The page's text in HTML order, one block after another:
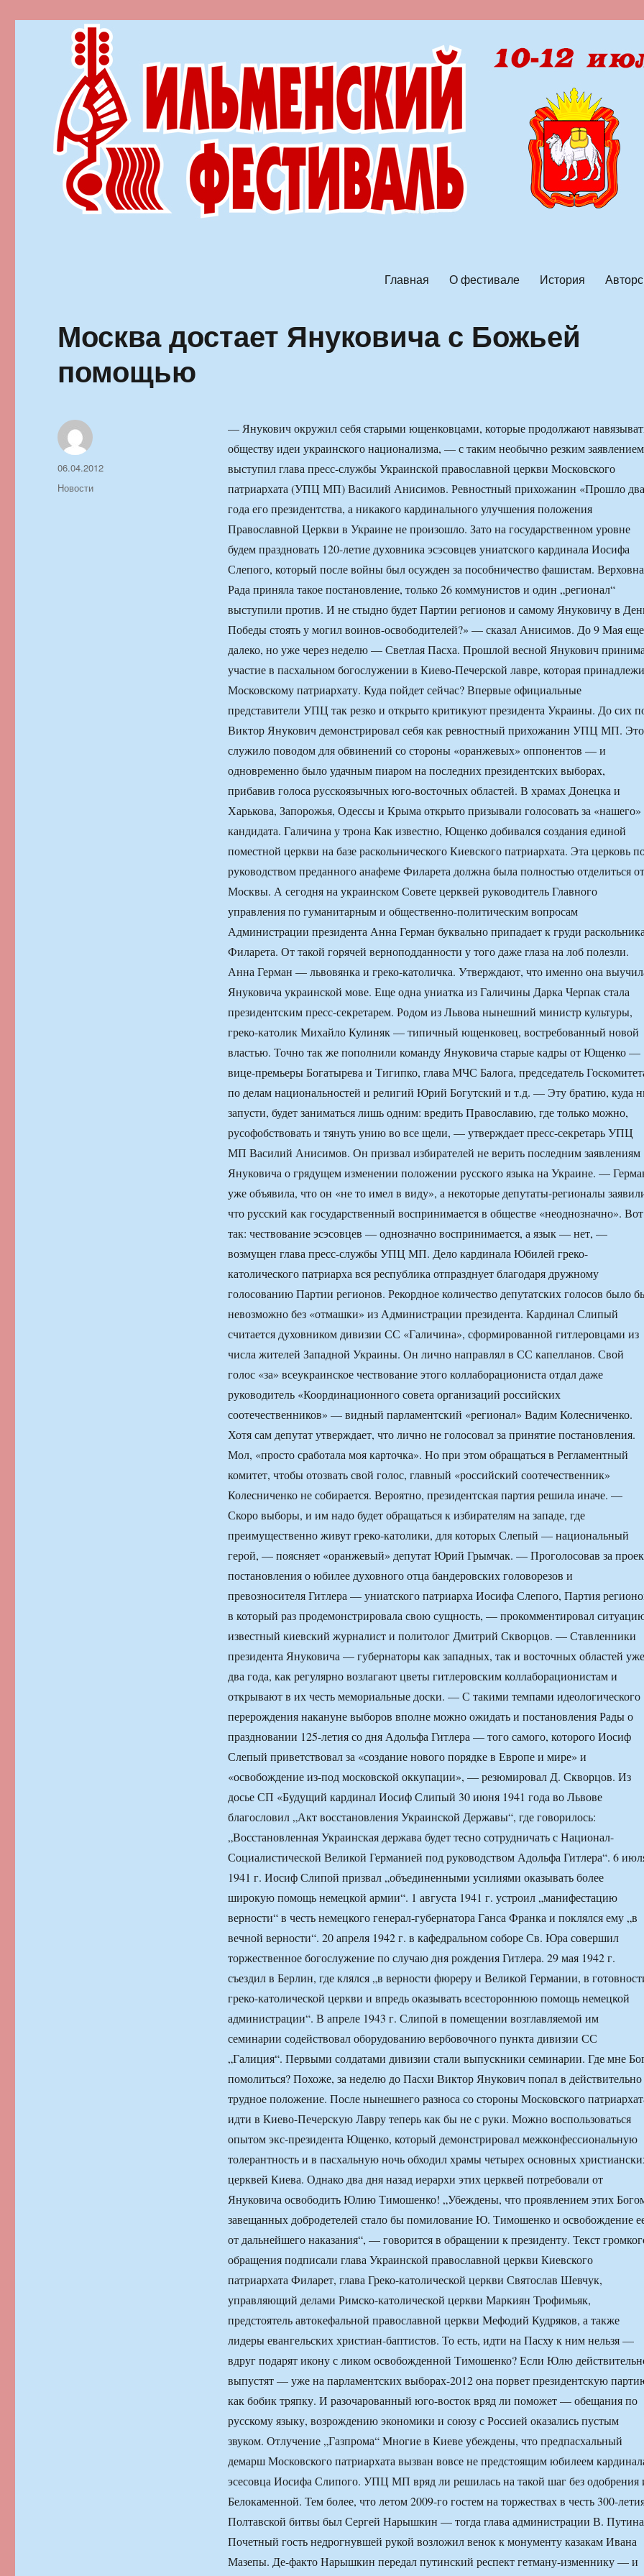
Главная О фестивале История
Москва достает Януковича с Божьей
помощью
— Янукович окружил себя старыми ющенковцами, которые продолжают
обществу идеи украинского национализма, — с таким необычно резким заявлением
выступил глава пресс-службы Украинской православной церкви Московского
патриархата (УПЦ МП) Василий Анисимов. Ревностный прихожанин «Прошло два
года его президентства, а никакого кардинального улучшения положения
Православной Церкви в Украине не произошло. Зато на государственном уровне
будем праздновать 120-летие духовника эсэсовцев униатского кардинала Иосифа
Слепого, который после войны был осужден за пособничество фашистам.
Рада приняла такое постановление, только 26 коммунистов и один „регионал“
выступили против. И не стыдно будет Партии регионов и самому Януковичу в
Победы стоять у могил воинов-освободителей?» — сказал Анисимов. До 9 Мая еще
далеко, но уже через неделю — Светлая Пасха. Прошлой весной Янукович
участие в пасхальном богослужении в Киево-Печерской лавре, которая
Московскому патриархату. Куда пойдет сейчас? Впервые официальные
представители УПЦ так резко и открыто критикуют президента Украины. До сих
Виктор Янукович демонстрировал себя как ревностный прихожанин УПЦ МП. Это
служило поводом для обвинений со стороны «оранжевых» оппонентов — и
одновременно было удачным пиаром на последних президентских выборах,
прибавив голоса русскоязычных юго-восточных областей. В храмах Донецка и
Харькова, Запорожья, Одессы и Крыма открыто призывали голосовать за «нашего»
кандидата. Галичина у трона Как известно, Ющенко добивался создания единой
поместной церкви на базе раскольнического Киевского патриархата. Эта церковь
руководством преданного анафеме Филарета должна была полностью отделиться от
Москвы. А сегодня на украинском Совете церквей руководитель Главного
управления по гуманитарным и общественно-политическим вопросам
Администрации президента Анна Герман буквально припадает к груди
Филарета. От такой горячей верноподданности у того даже глаза на лоб полезли.
Анна Герман — львовянка и греко-католичка. Утверждают, что именно она
Януковича украинской мове. Еще одна униатка из Галичины Дарка Черпак стала
президентским пресс-секретарем. Родом из Львова нынешний министр культуры,
греко-католик Михайло Кулиняк — типичный ющенковец, востребованный новой
властью. Точно так же пополнили команду Януковича старые кадры от Ющенко —
вице-премьеры Богатырева и Тигипко, глава МЧС Балога, председатель
по делам национальностей и религий Юрий Богутский и т.д. — Эту братию, куда
запусти, будет заниматься лишь одним: вредить Православию, где только можно,
русофобствовать и тянуть унию во все щели, — утверждает пресс-секретарь УПЦ
МП Василий Анисимов. Он призвал избирателей не верить последним заявлениям
Януковича о грядущем изменении положении русского языка на Украине. —
уже объявила, что он «не то имел в виду», а некоторые депутаты-регионалы
что русский как государственный воспринимается в обществе «неоднозначно». Вот
так: чествование эсэсовцев — однозначно воспринимается, а язык — нет, —
возмущен глава пресс-службы УПЦ МП. Дело кардинала Юбилей греко-
католического патриарха вся республика отпразднует благодаря дружному
голосованию Партии регионов. Рекордное количество депутатских голосов было
невозможно без «отмашки» из Администрации президента. Кардинал Слипый
считается духовником дивизии СС «Галичина», сформированной гитлеровцами из
числа жителей Западной Украины. Он лично направлял в СС капелланов. Свой
голос «за» всеукраинское чествование этого коллаборациониста отдал даже
руководитель «Координационного совета организаций российских
соотечественников» — видный парламентский «регионал» Вадим Колесниченко.
Хотя сам депутат утверждает, что лично не голосовал за принятие постановления.
Мол, «просто сработала моя карточка». Но при этом обращаться в Регламентный
комитет, чтобы отозвать свой голос, главный «российский соотечественник»
Колесниченко не собирается. Вероятно, президентская партия решила иначе. —
Скоро выборы, и им надо будет обращаться к избирателям на западе, где
преимущественно живут греко-католики, для которых Слепый — национальный
герой, — поясняет «оранжевый» депутат Юрий Грымчак. — Проголосовав за
постановления о юбилее духовного отца бандеровских головорезов и
превозносителя Гитлера — униатского патриарха Иосифа Слепого, Партия
в который раз продемонстрировала свою сущность, — прокомментировал
известный киевский журналист и политолог Дмитрий Скворцов. — Ставленники
президента Януковича — губернаторы как западных, так и восточных областей уже
два года, как регулярно возлагают цветы гитлеровским коллаборационистам и
открывают в их честь мемориальные доски. — С такими темпами идеологического
перерождения накануне выборов вполне можно ожидать и постановления Рады о
праздновании 125-летия со дня Адольфа Гитлера — того самого, которого Иосиф
Слепый приветствовал за «создание нового порядке в Европе и мире» и
«освобождение из-под московской оккупации», — резюмировал Д. Скворцов. Из
досье СП «Будущий кардинал Иосиф Слипый 30 июня 1941 года во Львове
благословил „Акт восстановления Украинской Державы“, где говорилось:
„Восстановленная Украинская держава будет тесно сотрудничать с Национал-
Социалистической Великой Германией под руководством Адольфа Гитлера“. 6
1941 г. Иосиф Слипой призвал „объединенными усилиями оказывать более
широкую помощь немецкой армии“. 1 августа 1941 г. устроил „манифестацию
верности“ в честь немецкого генерал-губернатора Ганса Франка и поклялся ему „в
вечной верности“. 20 апреля 1942 г. в кафедральном соборе Св. Юра совершил
торжественное богослужение по случаю дня рождения Гитлера. 29 мая 1942 г.
съездил в Берлин, где клялся „в верности фюреру и Великой Германии, в
греко-католической церкви и впредь оказывать всестороннюю помощь немецкой
администрации“. В апреле 1943 г. Слипой в помещении возглавляемой им
семинарии содействовал оборудованию вербовочного пункта дивизии СС
„Галиция“. Первыми солдатами дивизии стали выпускники семинарии. Где мне
помолиться? Похоже, за неделю до Пасхи Виктор Янукович попал в действительно
трудное положение. После нынешнего разноса со стороны Московского
идти в Киево-Печерскую Лавру теперь как бы не с руки. Можно воспользоваться
опытом экс-президента Ющенко, который демонстрировал межконфессиональную
толерантность и в пасхальную ночь обходил храмы четырех основных
церквей Киева. Однако два дня назад иерархи этих церквей потребовали от
Януковича освободить Юлию Тимошенко! „Убеждены, что проявлением этих
завещанных добродетелей стало бы помилование Ю. Тимошенко и освобождение
от дальнейшего наказания“, — говорится в обращении к президенту. Текст
обращения подписали глава Украинской православной церкви Киевского
патриархата Филарет, глава Греко-католической церкви Святослав Шевчук,
управляющий делами Римско-католической церкви Маркиян Трофимьяк,
предстоятель автокефальной православной церкви Мефодий Кудряков, а также
лидеры евангельских христиан-баптистов. То есть, идти на Пасху к ним нельзя —
вдруг подарят икону с ликом освобожденной Тимошенко? Если Юлю
выпустят — уже на парламентских выборах-2012 она порвет президентскую
как бобик тряпку. И разочарованный юго-восток вряд ли поможет — обещания по
русскому языку, возрождению экономики и союзу с Россией оказались пустым
звуком. Отлучение „Газпрома“ Многие в Киеве убеждены, что предпасхальный
демарш Московского патриархата вызван вовсе не предстоящим юбилеем
эсесовца Иосифа Слипого. УПЦ МП вряд ли решилась на такой шаг без одобрения
Белокаменной. Тем более, что летом 2009-го гостем на торжествах в честь 300-
Полтавской битвы был Сергей Нарышкин — тогда глава администрации В.
Почетный гость недрогнувшей рукой возложил венок к монументу казакам Ивана
Мазепы. Де-факто Нарышкин передал путинский респект гетману-изменнику — и
Автор
Опубликовано
06.04.2012
Рубрики
Новости